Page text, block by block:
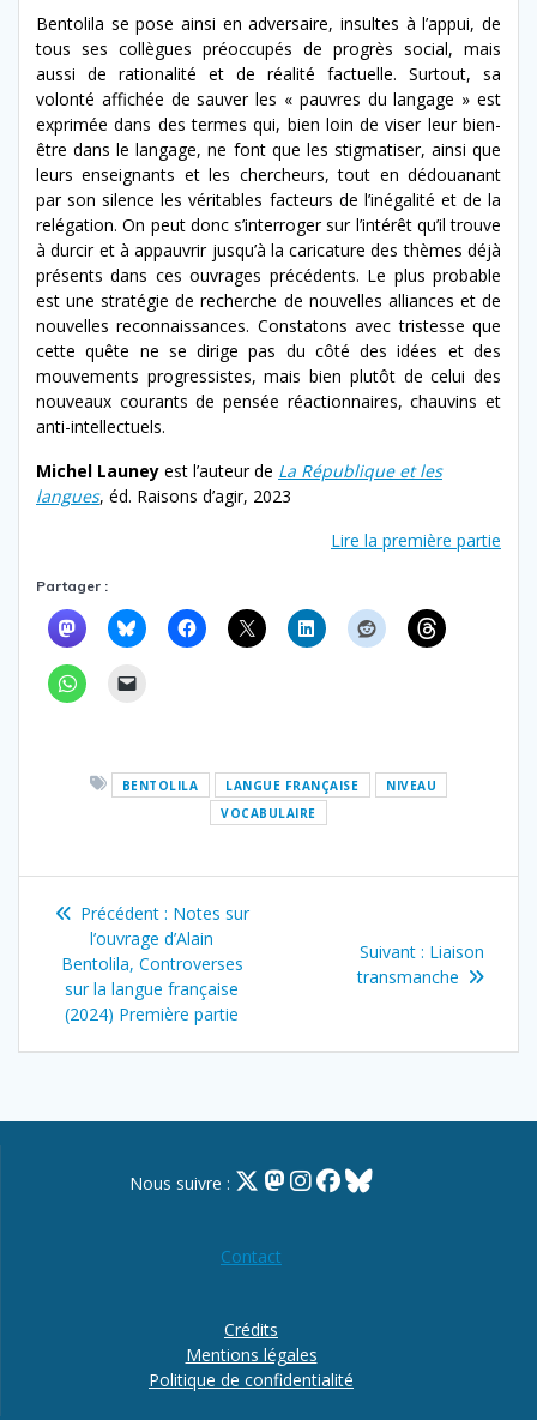
Bentolila se pose ainsi en adversaire, insultes à l’appui, de
tous ses collègues préoccupés de progrès social, mais
aussi de rationalité et de réalité factuelle. Surtout, sa
volonté affichée de sauver les « pauvres du langage » est
exprimée dans des termes qui, bien loin de viser leur bien-
être dans le langage, ne font que les stigmatiser, ainsi que
leurs enseignants et les chercheurs, tout en dédouanant
par son silence les véritables facteurs de l’inégalité et de la
relégation. On peut donc s’interroger sur l’intérêt qu’il trouve
à durcir et à appauvrir jusqu’à la caricature des thèmes déjà
présents dans ces ouvrages précédents. Le plus probable
est une stratégie de recherche de nouvelles alliances et de
nouvelles reconnaissances. Constatons avec tristesse que
cette quête ne se dirige pas du côté des idées et des
mouvements progressistes, mais bien plutôt de celui des
nouveaux courants de pensée réactionnaires, chauvins et
anti-intellectuels.
Michel Launey est l’auteur de La République et les
langues, éd. Raisons d’agir, 2023
Lire la première partie
Partager :
BENTOLILA LANGUE FRANÇAISE
NIVEAU
VOCABULAIRE
Navigation
de
l’article
Précédent : Article
précédent
:
Notes sur
l’ouvrage d’Alain
Bentolila, Controverses
sur la langue française
(2024) Première partie
Suivant : Article
suivant
Liaison
transmanche
Nous suivre :
Contact
Crédits
Mentions légales
Politique de confidentialité